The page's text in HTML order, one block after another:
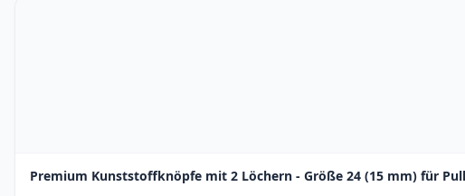
Premium Kunststoffknöpfe mit 2 Löchern - Größe 24 (15 mm) für